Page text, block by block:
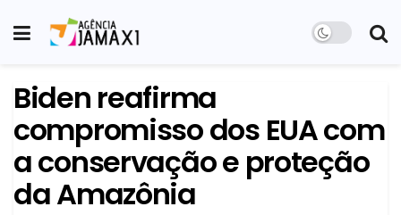
Biden reafirma
compromisso dos EUA com
a conservação e proteção
da Amazônia